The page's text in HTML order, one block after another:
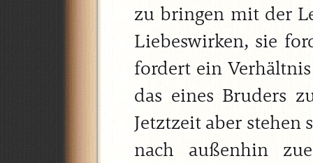
zu bringen mit der
Liebeswirken, sie
fordert ein
das eines Bruders
Jetztzeit aber stehen
nach außenhin